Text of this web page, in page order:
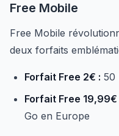
Free Mobile
Free Mobile
deux forfaits
Forfait Free 2€ : 50
Forfait Free 19,99€
Go en Europe